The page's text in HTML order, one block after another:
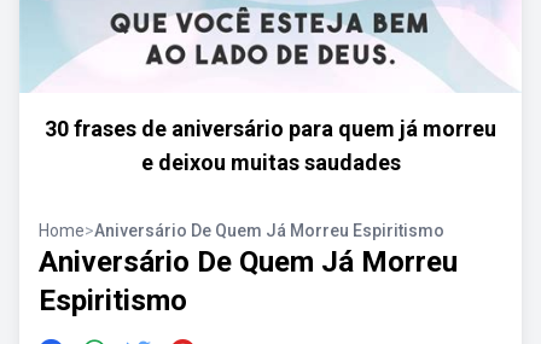
30 frases de aniversário para quem já morreu
e deixou muitas saudades
Home>Aniversário De Quem Já Morreu Espiritismo
Aniversário De Quem Já Morreu
Espiritismo